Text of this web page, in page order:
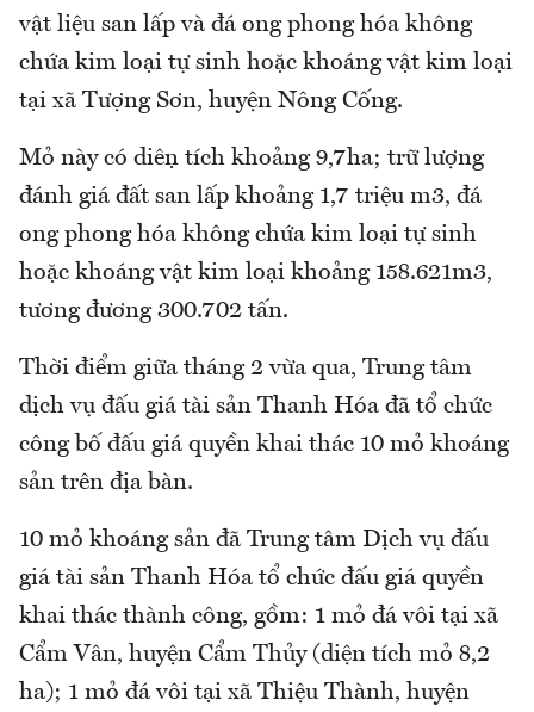
vật liệu san lấp và đá ong phong hóa không
chứa kim loại tự sinh hoặc khoáng vật kim loại
tại xã Tượng Sơn, huyện Nông Cống.
Mỏ này có diện tích khoảng 9,7ha; trữ lượng
đánh giá đất san lấp khoảng 1,7 triệu m3, đá
ong phong hóa không chứa kim loại tự sinh
hoặc khoáng vật kim loại khoảng 158.621m3,
tương đương 300.702 tấn.
Thời điểm giữa tháng 2 vừa qua, Trung tâm
dịch vụ đấu giá tài sản Thanh Hóa đã tổ chức
công bố đấu giá quyền khai thác 10 mỏ khoáng
sản trên địa bàn.
10 mỏ khoáng sản đã Trung tâm Dịch vụ đấu
giá tài sản Thanh Hóa tổ chức đấu giá quyền
khai thác thành công, gồm: 1 mỏ đá vôi tại xã
Cẩm Vân, huyện Cẩm Thủy (diện tích mỏ 8,2
ha); 1 mỏ đá vôi tại xã Thiệu Thành, huyện